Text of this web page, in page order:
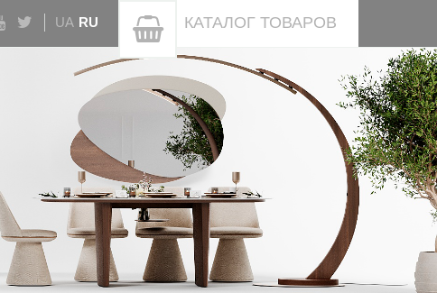
UA RU КАТАЛОГ ТОВАРОВ